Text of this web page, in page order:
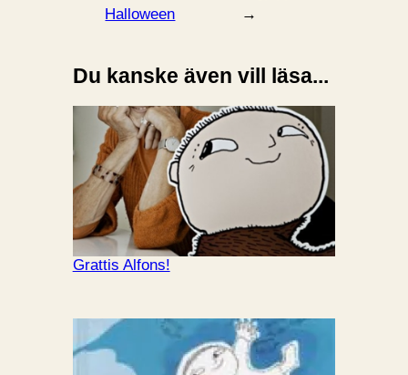
Halloween
→
Du kanske även vill läsa...
Grattis Alfons!